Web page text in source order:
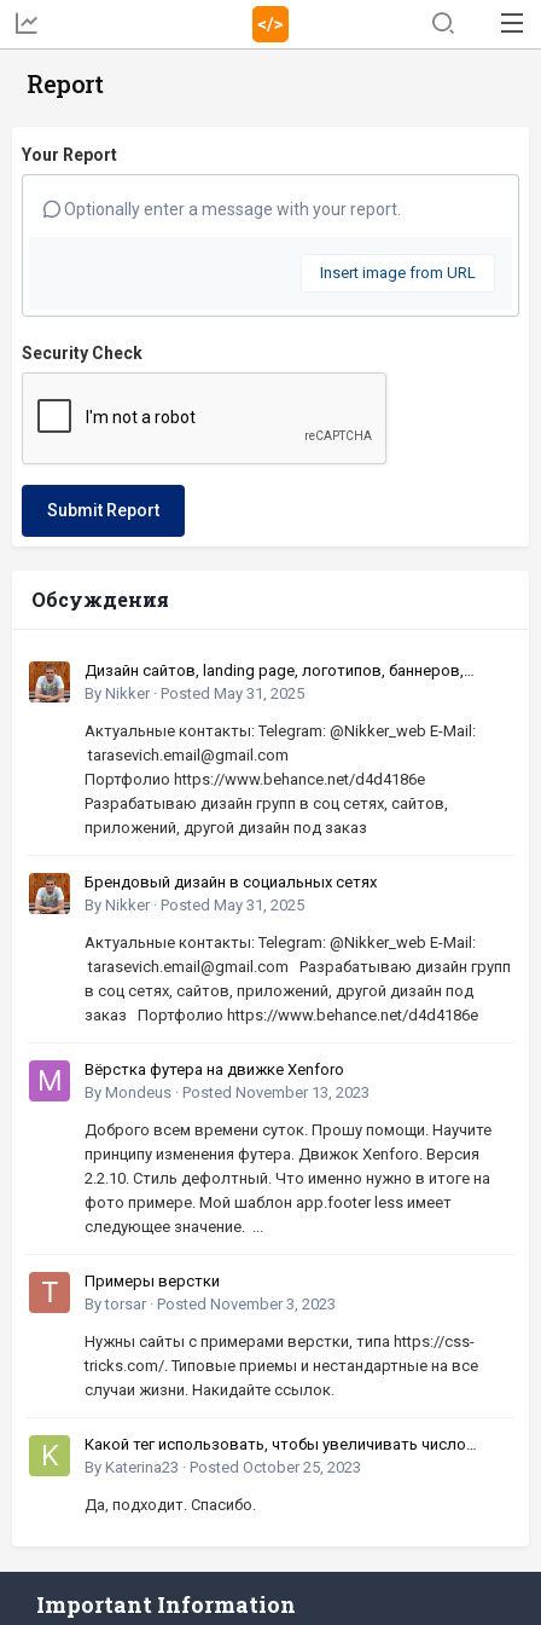
Report
Your Report
Optionally enter a message with your report.
Insert image from URL
Security Check
Submit Report
Обсуждения
Дизайн сайтов, landing page, логотипов, баннеров,
шапок | Высокое качество, по хорошей цене
By Nikker · Posted May 31, 2025
Актуальные контакты: Telegram: @Nikker_web E-Mail:
tarasevich.email@gmail.com
Портфолио https://www.behance.net/d4d4186e
Разрабатываю дизайн групп в соц сетях, сайтов,
приложений, другой дизайн под заказ
Брендовый дизайн в социальных сетях
By Nikker · Posted May 31, 2025
Актуальные контакты: Telegram: @Nikker_web E-Mail:
tarasevich.email@gmail.com Разрабатываю дизайн групп
в соц сетях, сайтов, приложений, другой дизайн под
заказ Портфолио https://www.behance.net/d4d4186e
Вёрстка футера на движке Xenforo
By Mondeus · Posted November 13, 2023
Доброго всем времени суток. Прошу помощи. Научите
принципу изменения футера. Движок Xenforo. Версия
2.2.10. Стиль дефолтный. Что именно нужно в итоге на
фото примере. Мой шаблон app.footer less имеет
следующее значение. ...
Примеры верстки
Bytorsar · Posted November 3, 2023
Нужны сайты с примерами верстки, типа https://css-
tricks.com/. Типовые приемы и нестандартные на все
случаи жизни. Накидайте ссылок.
Какой тег использовать, чтобы увеличивать число
кнопками вверх-вниз?
By Katerina23 · Posted October 25, 2023
Да, подходит. Спасибо.
Important Information